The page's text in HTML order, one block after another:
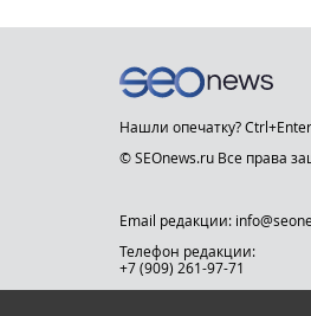
Нашли опечатку? Ctrl+Enter
© SEOnews.ru Все права
Email редакции:
Телефон редакции:
+7 (909) 261-97-71